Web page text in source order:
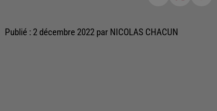
Publié : 2 décembre 2022 par NICOLAS CHACUN